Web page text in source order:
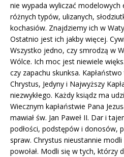
nie wypada wyliczać
różnych typów, ulizanych,
kochasiów. Znajdziemy ich w
Ostatnio jest ich jakby więcej.
Wszystko jedno, czy smrodzą w
Wólce. Ich moc jest niewiele
czy zapachu skunksa.
Chrystus, Jedyny i Najwyższy
niezwykłego. Każdy ksiądz ma
Wiecznym kapłaństwie Pana
mawiał św. Jan Paweł II. Dar i
podłości, podstępów i donosów,
spraw. Chrystus nieustannie
powołał. Modli się w tych, którzy